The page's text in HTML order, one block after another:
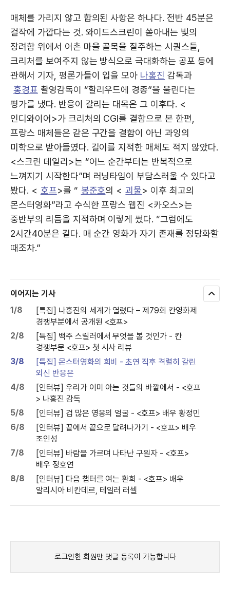
매체를 가리지 않고 합의된 사항은 하나다. 전반 45분은
걸작에 가깝다는 것. 와이드스크린이 쏟아내는 빛의
장려함 위에서 어촌 마을 골목을 질주하는 시퀀스들,
크리처를 보여주지 않는 방식으로 극대화하는 공포 등에
관해서 기자, 평론가들이 입을 모아 나홍진 감독과
홍경표 촬영감독이 “할리우드에 경종”을 울린다는
평가를 냈다. 반응이 갈리는 대목은 그 이후다. <
인디와이어>가 크리처의 CGI를 결함으로 본 한편,
프랑스 매체들은 같은 구간을 결함이 아닌 과잉의
미학으로 받아들였다. 길이를 지적한 매체도 적지 않았다.
<스크린 데일리>는 “어느 순간부터는 반복적으로
느껴지기 시작한다”며 러닝타임이 부담스러울 수 있다고
봤다. < 호프>를 “ 봉준호의 < 괴물> 이후 최고의
몬스터영화”라고 수식한 프랑스 웹진 <카오스>는
중반부의 리듬을 지적하며 이렇게 썼다. “그럼에도
2시간40분은 길다. 매 순간 영화가 자기 존재를 정당화할
때조차.”
이어지는 기사
1/8
[특집] 나홍진의 세계가 열렸다 – 제79회 칸영화제
경쟁부분에서 공개된 <호프>
2/8
[특집] 백주 스릴러에서 무엇을 볼 것인가 - 칸
경쟁부문 <호프> 첫 시사 리뷰
3/8
[특집] 몬스터영화의 희비 - 초연 직후 격렬히 갈린
외신 반응은
4/8
[인터뷰] 우리가 이미 아는 것들의 바깥에서 - <호프
> 나홍진 감독
5/8
[인터뷰] 겁 많은 영웅의 얼굴 - <호프> 배우 황정민
6/8
[인터뷰] 끝에서 끝으로 달려나가기 - <호프> 배우
조인성
7/8
[인터뷰] 바람을 가르며 나타난 구원자 - <호프>
배우 정호연
8/8
[인터뷰] 다음 챕터를 여는 환희 - <호프> 배우
알리시아 비칸데르, 테일러 러셀
모